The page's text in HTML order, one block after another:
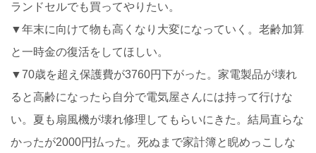
ランドセルでも買ってやりたい。
▼年末に向けて物も高くなり大変になっていく。老齢加算
と一時金の復活をしてほしい。
▼70歳を超え保護費が3760円下がった。家電製品が壊れ
ると高齢になったら自分で電気屋さんには持って行けな
い。夏も扇風機が壊れ修理してもらいにきた。結局直らな
かったが2000円払った。死ぬまで家計簿と睨めっこしな